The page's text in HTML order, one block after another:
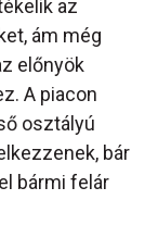
az
ám még
előnyök
A piacon
osztályú
bár
bármi felár